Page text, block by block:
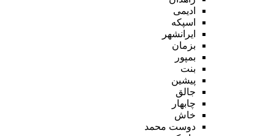
ادیمی
اسپکه
ایرانشهر
بزمان
بمپور
بنت
پیشین
جالق
چابهار
خاش
دوست محمد